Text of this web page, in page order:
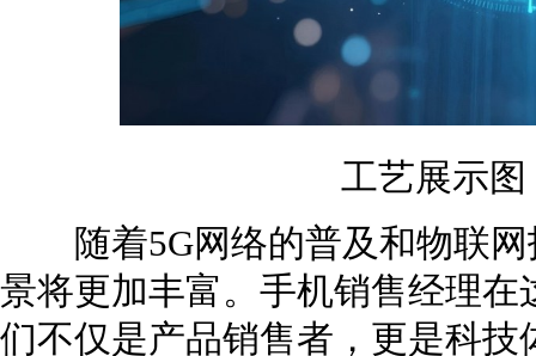
工艺展示
随着5G网络的普及和物联网
景将更加丰富。手机销售经理
们不仅是产品销售者，更是科